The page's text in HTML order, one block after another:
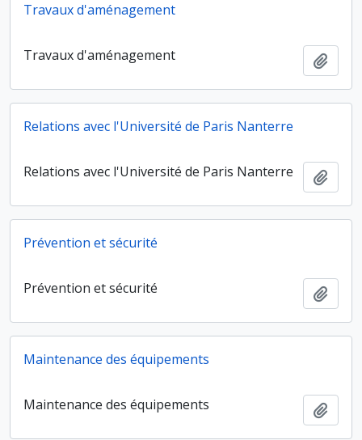
Travaux d'aménagement
Travaux d'aménagement
Relations avec l'Université de Paris Nanterre
Relations avec l'Université de Paris Nanterre
Prévention et sécurité
Prévention et sécurité
Maintenance des équipements
Maintenance des équipements